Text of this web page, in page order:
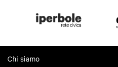
Chi siamo